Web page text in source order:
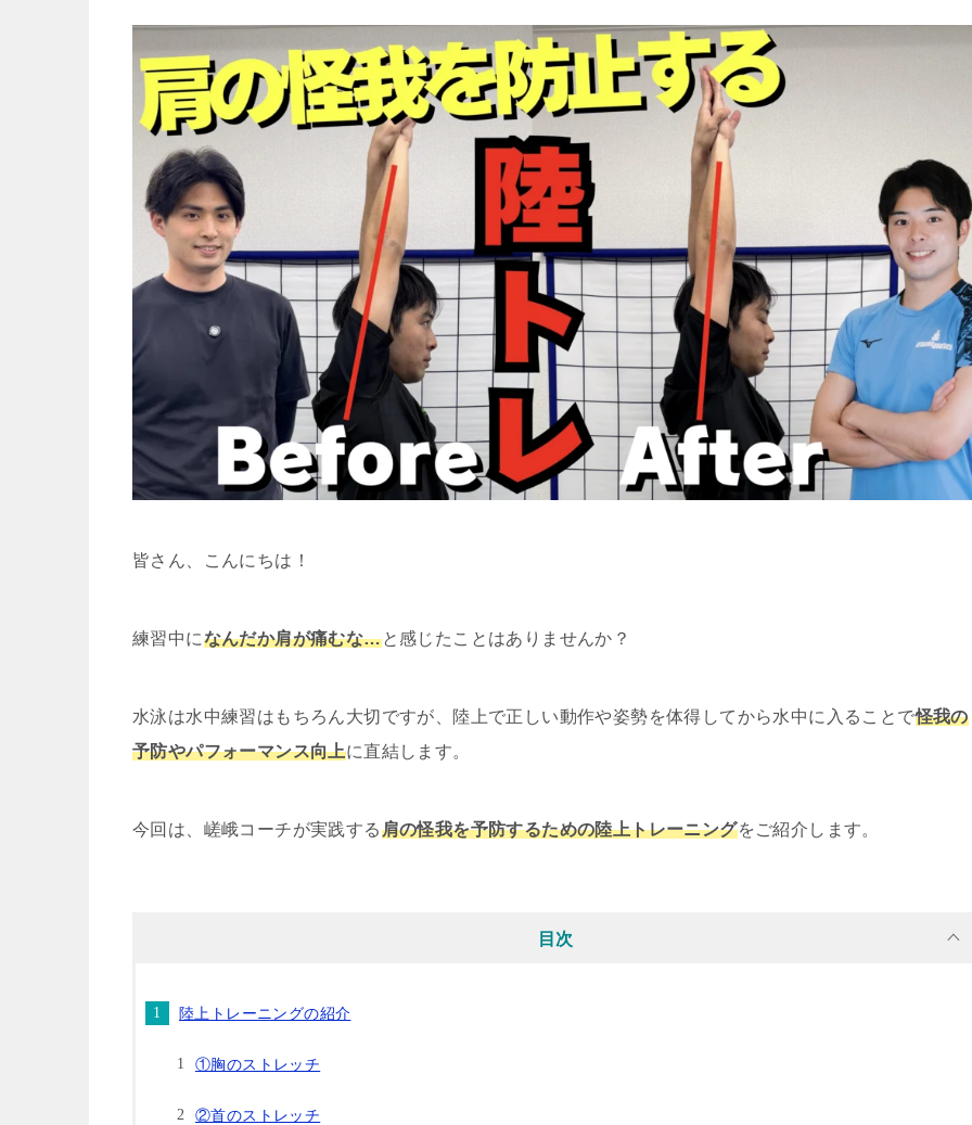
皆さん、こんにちは！
練習中になんだか肩が痛むな…と感じたことはありませんか？
水泳は水中練習はもちろん大切ですが、陸上で正しい動作や姿勢を体得してから水中に入ることで怪我の
予防やパフォーマンス向上に直結します。
今回は、嵯峨コーチが実践する肩の怪我を予防するための陸上トレーニングをご紹介します。
目次
陸上トレーニングの紹介
①胸のストレッチ
②首のストレッチ